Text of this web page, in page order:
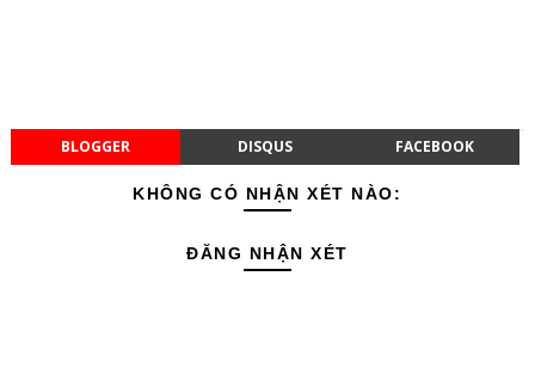
BLOGGER DISQUS FACEBOOK
KHÔNG CÓ NHẬN XÉT NÀO:
ĐĂNG NHẬN XÉT